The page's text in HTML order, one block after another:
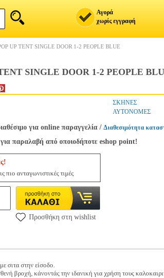
Αγορά
χωρίς εγγραφή
UP TENT SINGLE DOOR 1-2 PEOPLE BLUE
SINGLE DOOR 1-2 PEOPLE
ΣΚΗΝΕΣ
ΑΥΤΟΝΟΜΕΣ
για online παραγγελία / Διαθεσιμότητα
παραλαβή από οποιοδήποτε eshop point!
πιο ανταγωνιστικές τιμές
Προσθήκη στη wishlist
σιτα στην είσοδο.
βροχή, κάνοντάς την ιδανική για χρήση τους